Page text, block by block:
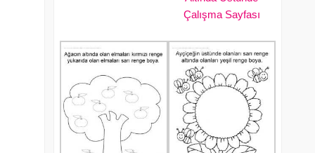
Çalışma Sayfası